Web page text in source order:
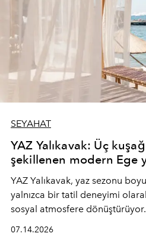
SEYAHAT
YAZ Yalıkavak: Üç
şekillenen modern Ege
YAZ Yalıkavak, yaz sezonu
yalnızca bir tatil deneyimi
sosyal atmosfere
07.14.2026